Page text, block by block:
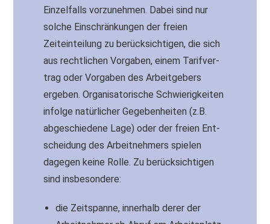
Ein­zel­falls vor­zu­neh­men. Dabei sind nur
solche Ein­schrän­kun­gen der freien
Zeiteinteilung zu berücksichtigen, die sich
aus rechtlichen Vorgaben, einem Ta­rif­ver­
trag oder Vorgaben des Ar­beit­ge­bers
ergeben. Or­ga­ni­sa­to­ri­sche Schwie­rig­kei­ten
infolge na­tür­li­cher Ge­ge­ben­hei­ten (z.B.
abgeschiedene Lage) oder der frei­en Ent­
schei­dung des Ar­beit­neh­mers spielen
dagegen keine Rolle. Zu berücksichtigen
sind insbesondere:
die Zeitspanne, innerhalb derer der